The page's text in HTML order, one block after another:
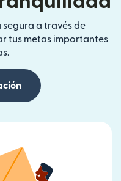
segura a través de
tus metas importantes